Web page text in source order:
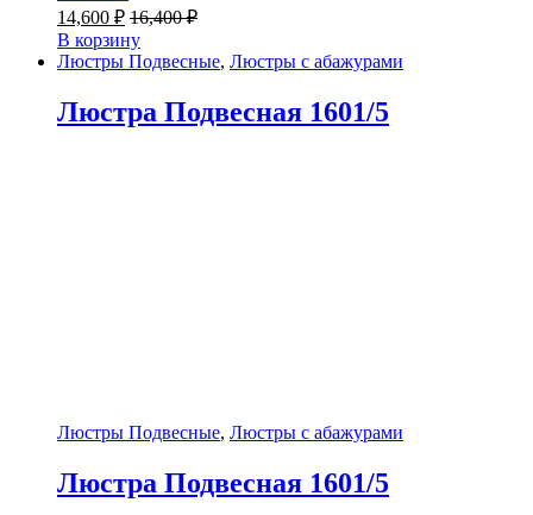
14,600 ₽ 16,400₽
В корзину
Люстры Подвесные, Люстры с абажурами
Люстра Подвесная 1601/5
Люстры Подвесные, Люстры с абажурами
Люстра Подвесная 1601/5